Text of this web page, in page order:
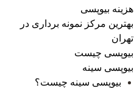
هزینه بیوپسی
بهترین مرکز نمونه برداری در
تهران
بیوپسی چیست
بیوپسی سینه
بیوپسی سینه چیست؟